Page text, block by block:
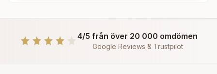
4/5 från över 20 000 omdömen
Google Reviews & Trustpilot